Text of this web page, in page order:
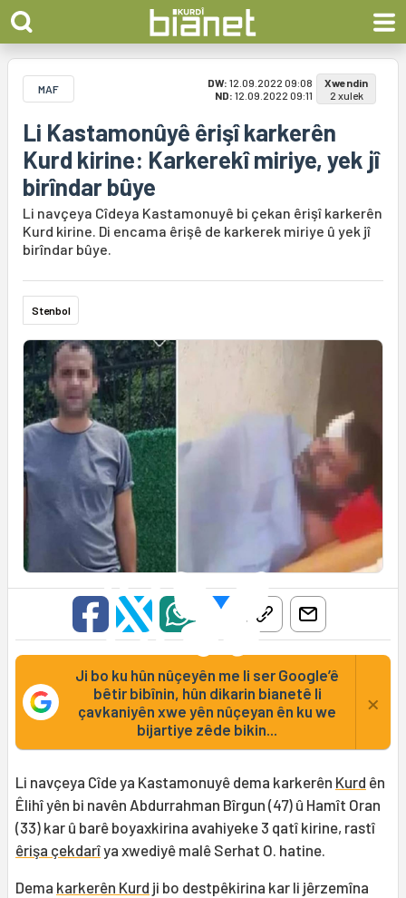
MAF DW: 12.09.2022 09:08
ND: 12.09.2022 09:11
Xwendin
2 xulek
Li Kastamonûyê êrişî karkerên
Kurd kirine: Karkerekî miriye, yek jî
birîndar bûye
Li navçeya Cîdeya Kastamonuyê bi çekan êrişî karkerên
Kurd kirine. Di encama êrişê de karkerek miriye û yek jî
birîndar bûye.
Stenbol
Ji bo ku hûn nûçeyên me li ser Google’ê
bêtir bibînin, hûn dikarin bianetê li
çavkaniyên xwe yên nûçeyan ên ku we
bijartiye zêde bikin...
×
Li navçeya Cîde ya Kastamonuyê dema karkerên Kurd ên
Êlihî yên bi navên Abdurrahman Bîrgun (47) û Hamît Oran
(33) kar û barê boyaxkirina avahiyeke 3 qatî kirine, rastî
êrişa çekdarîya xwediyê malê Serhat O. hatine.
Dema karkerên Kurd ji bo destpêkirina kar li jêrzemîna